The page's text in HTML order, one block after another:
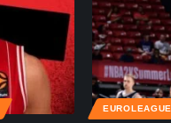
EUROLEAGUE